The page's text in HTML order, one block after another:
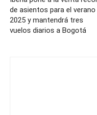
de asientos para el verano
2025 y mantendrá tres
vuelos diarios a Bogotá